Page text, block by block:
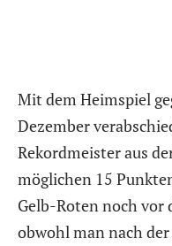
Mit dem Heimspiel
Dezember
Rekordmeister aus
möglichen 15
Gelb-Roten noch vor
obwohl man nach